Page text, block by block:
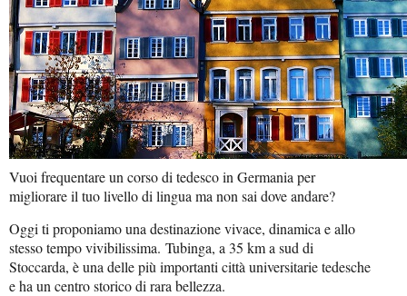
Vuoi frequentare un corso di tedesco in Germania per
migliorare il tuo livello di lingua ma non sai dove andare?
Oggi ti proponiamo una destinazione vivace, dinamica e allo
stesso tempo vivibilissima. Tubinga, a 35 km a sud di
Stoccarda, è una delle più importanti città universitarie tedesche
e ha un centro storico di rara bellezza.